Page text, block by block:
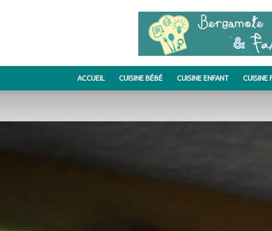
ACCUEIL CUISINE BÉBÉ CUISINE ENFANT CUISINE